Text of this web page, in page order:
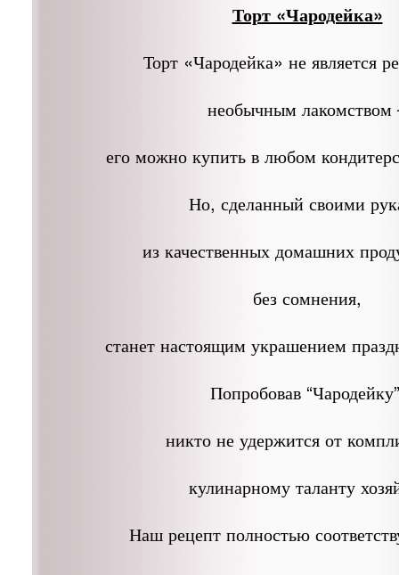
Торт «Чародейка»
Торт «Чародейка» не является
необычным лакомством
его можно купить в любом
Но, сделанный своими
из качественных домашних
без сомнения,
станет настоящим украшением
Попробовав
никто не удержится от
кулинарному таланту
Наш рецепт полностью